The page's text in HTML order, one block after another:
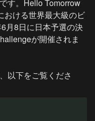
す。Hello Tomorrow
おける世界最大級のビ
月8日に日本予選の決
が開催されま
以下をご覧くださ